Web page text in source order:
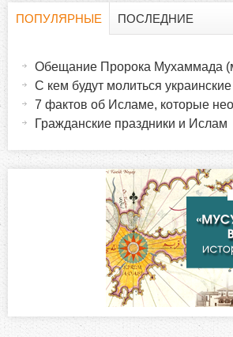
и
ПОПУЛЯРНЫЕ
н
к
а
ПОСЛЕДНИЕ
Обещание Пророка Мухаммада
С кем будут молиться
7 фактов об Исламе, которые
Гражданские праздники и Ислам